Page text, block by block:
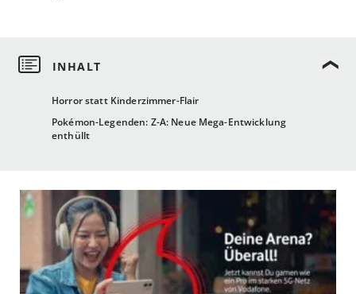
Horror statt Kinderzimmer-Flair
Pokémon-Legenden: Z-A: Neue Mega-Entwicklung
enthüllt